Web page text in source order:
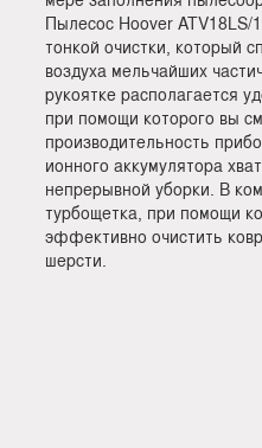
Пылесос Hoover
тонкой очистки, который
воздуха мельчайших
рукоятке располагается
при помощи которого вы
производительность
ионного аккумулятора
непрерывной уборки. В
турбощетка, при помощи
эффективно очистить
шерсти.